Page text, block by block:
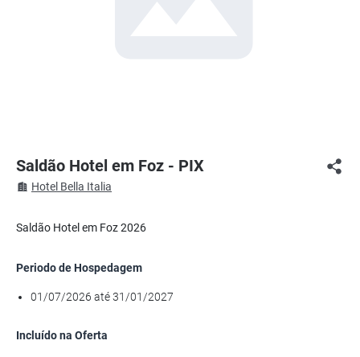
Saldão Hotel em Foz - PIX
Hotel Bella Italia
Saldão Hotel em Foz 2026
Periodo de Hospedagem
01/07/2026 até 31/01/2027
Incluído na Oferta